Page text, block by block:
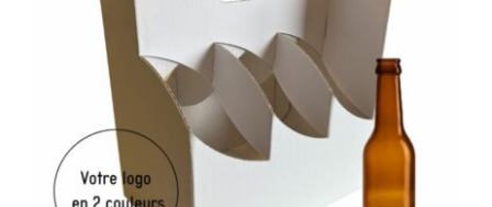
AJOUTER AU PANIER
/
DÉTAILS